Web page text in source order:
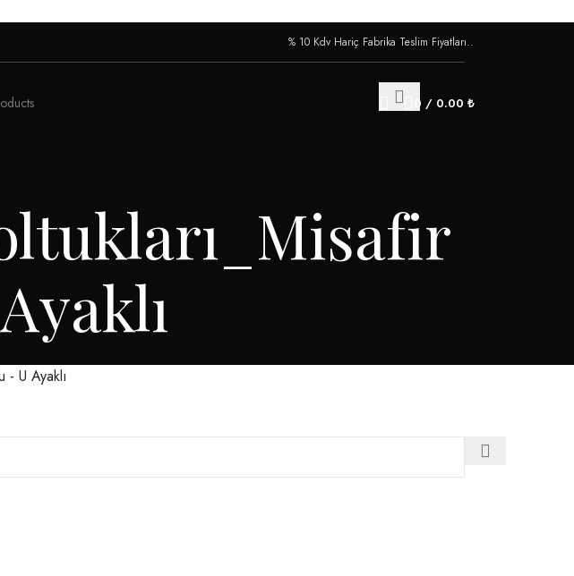
% 10 Kdv Hariç Fabrika Teslim Fiyatları..
0 / 0.00 ₺
U Ayaklı